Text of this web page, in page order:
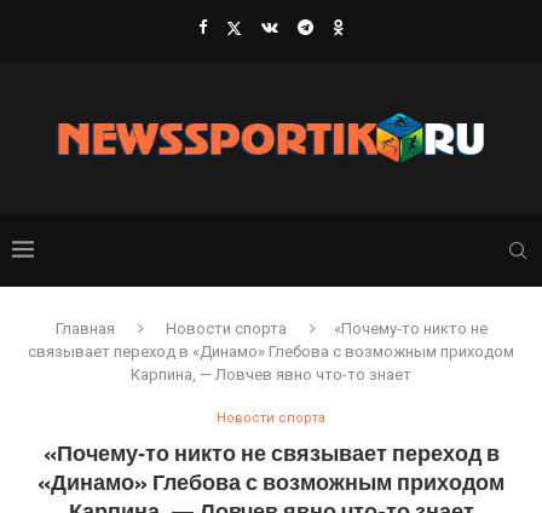
Главная Новости спорта
«Почему‑то никто не
связывает переход в «Динамо» Глебова с возможным приходом
Карпина, — Ловчев явно что-то знает
Новости спорта
«Почему‑то никто не связывает переход в
«Динамо» Глебова с возможным приходом